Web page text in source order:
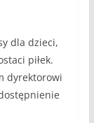
dla dzieci,
piłek.
dyrektorowi